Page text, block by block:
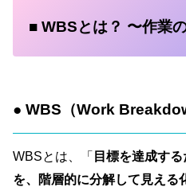
■ WBSとは？ 〜作業
● WBS（Work
WBSとは、「 目標を達成す
を、階層的に分解して見える